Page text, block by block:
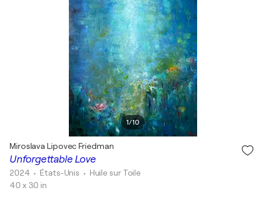
1/10
Unforgettable Love
Miroslava Lipovec Friedman
2024 • États-Unis • Huile sur Toile
40 x 30 in